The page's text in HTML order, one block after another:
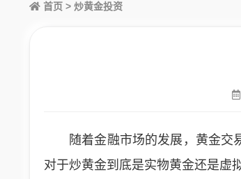
首页 > 炒黄金投资
随着金融市场的发展，黄金交
对于炒黄金到底是实物黄金还是虚